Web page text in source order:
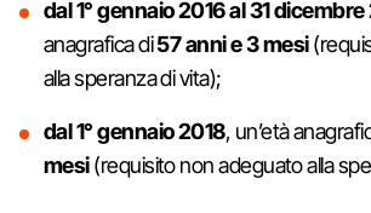
dal 1° gennaio 2016 al 31 dicembre
anagrafica di57 anni e 3 mesi
alla speranza di vita);
dal 1° gennaio 2018, un’età
mesi(requisito non adeguato alla